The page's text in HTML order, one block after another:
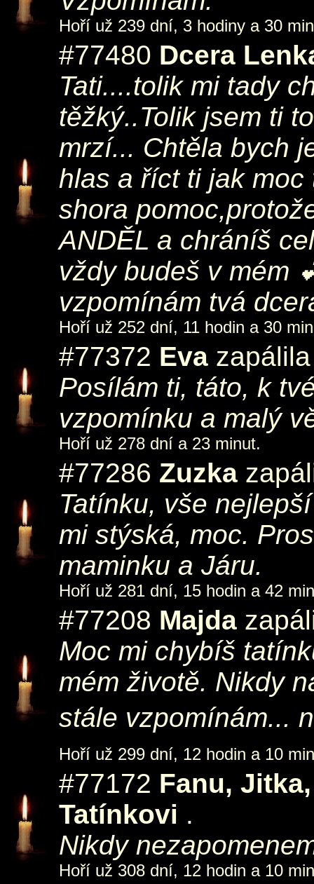
Hoří už 239 dní, 3 hodiny a 30
#77480 Dcera
Tati....tolik mi tady
těžký..Tolik jsem ti
mrzí... Chtěla bych
hlas a říct ti jak
shora
ANDĚL a chráníš
vždy budeš v mém
vzpomínám tvá
Hoří už 252 dní, 11 hodin a 30
#77372 Eva
Posílám ti, táto, k
vzpomínku a malý
Hoří už 278 dní a 23 minut.
#77286 Zuzka
Tatínku, vše
mi stýská, moc.
maminku a Járu.
Hoří už 281 dní, 15 hodin a 42
#77208 Majda
Moc mi chybíš
mém životě. Nikdy
stále vzpomínám...
Hoří už 299 dní, 12 hodin a 10
#77172 Fanu,
Tatínkovi .
Nikdy
Hoří už 308 dní, 12 hodin a 10